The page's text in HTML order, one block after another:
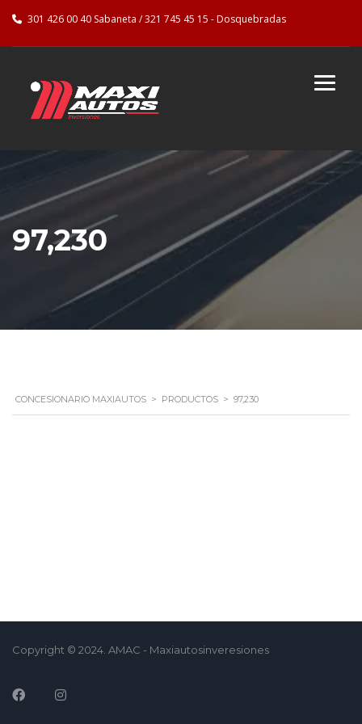
301 426 00 40 Sabaneta / 321 745 45 15 - Dosquebradas
97,230
CONCESIONARIO MAXIAUTOS > PRODUCTOS > 97,230
Copyright © 2024. AMAC - Maxiautosinveresiones